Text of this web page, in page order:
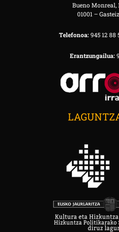
Bueno Monreal,
01001 –
Telefonoa:945 12 88
Erantzungailua: